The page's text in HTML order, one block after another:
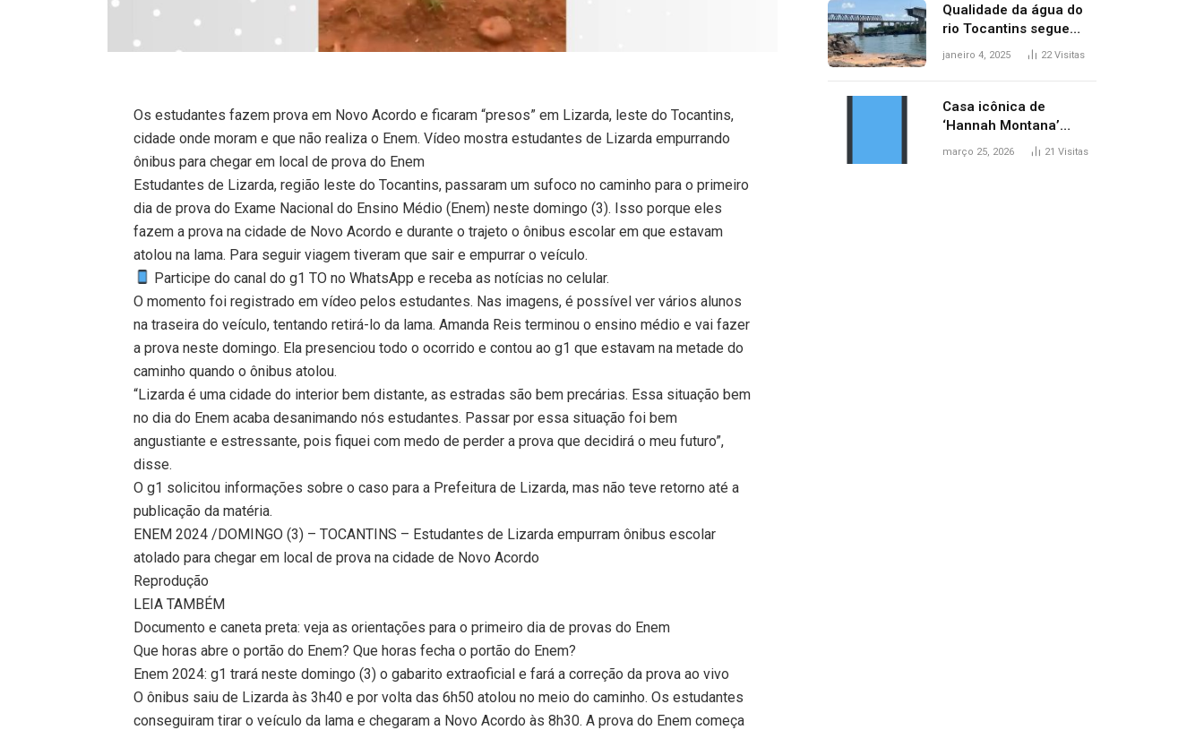
Os estudantes fazem prova em Novo Acordo e ficaram “presos” em Lizarda, leste do Tocantins,
cidade onde moram e que não realiza o Enem. Vídeo mostra estudantes de Lizarda empurrando
ônibus para chegar em local de prova do Enem
Estudantes de Lizarda, região leste do Tocantins, passaram um sufoco no caminho para o primeiro
dia de prova do Exame Nacional do Ensino Médio (Enem) neste domingo (3). Isso porque eles
fazem a prova na cidade de Novo Acordo e durante o trajeto o ônibus escolar em que estavam
atolou na lama. Para seguir viagem tiveram que sair e empurrar o veículo.
Participe do canal do g1 TO no WhatsApp e receba as notícias no celular.
O momento foi registrado em vídeo pelos estudantes. Nas imagens, é possível ver vários alunos
na traseira do veículo, tentando retirá-lo da lama. Amanda Reis terminou o ensino médio e vai fazer
a prova neste domingo. Ela presenciou todo o ocorrido e contou ao g1 que estavam na metade do
caminho quando o ônibus atolou.
“Lizarda é uma cidade do interior bem distante, as estradas são bem precárias. Essa situação bem
no dia do Enem acaba desanimando nós estudantes. Passar por essa situação foi bem
angustiante e estressante, pois fiquei com medo de perder a prova que decidirá o meu futuro”,
disse.
O g1 solicitou informações sobre o caso para a Prefeitura de Lizarda, mas não teve retorno até a
publicação da matéria.
ENEM 2024 /DOMINGO (3) – TOCANTINS – Estudantes de Lizarda empurram ônibus escolar
atolado para chegar em local de prova na cidade de Novo Acordo
Reprodução
LEIA TAMBÉM
Documento e caneta preta: veja as orientações para o primeiro dia de provas do Enem
Que horas abre o portão do Enem? Que horas fecha o portão do Enem?
Enem 2024: g1 trará neste domingo (3) o gabarito extraoficial e fará a correção da prova ao vivo
O ônibus saiu de Lizarda às 3h40 e por volta das 6h50 atolou no meio do caminho. Os estudantes
conseguiram tirar o veículo da lama e chegaram a Novo Acordo às 8h30. A prova do Enem começa
Qualidade da água do
rio Tocantins segue
sem indicar alterações
afirma ANA
janeiro 4, 2025 22Visitas
Casa icônica de
‘Hannah Montana’
poderá ser alugada por
março 25, 2026 21 Visitas